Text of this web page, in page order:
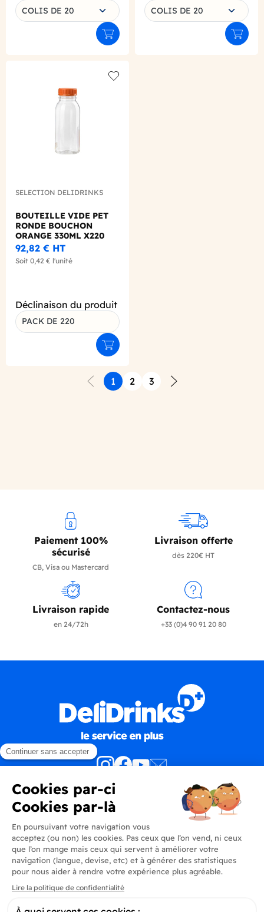
COLIS DE 20
Ajouter au panier
COLIS DE 20
SELECTION DELIDRINKS
BOUTEILLE VIDE PET
RONDE BOUCHON
ORANGE 330ML X220
92,82 € HT
Soit 0,42 € l'unité
Déclinaison du produit
PACK DE 220
Ajouter au panier
Précédent
1 2
3
Paiement 100%
sécurisé
CB, Visa ou Mastercard
Livraison offerte
dès 220€ HT
Livraison rapide
en 24/72h
Contactez-nous
+33 (0)4 90 91 20 80
Produits
En savoir plus
Informations